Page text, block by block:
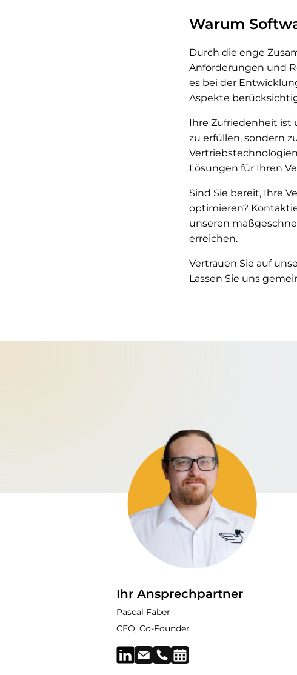
Warum
Durch die enge
Anforderungen und
es bei der
Aspekte
Ihre Zufriedenheit ist
zu erfüllen, sondern
Lösungen für Ihren
Sind Sie bereit, Ihre
optimieren?
unseren
erreichen.
Vertrauen Sie auf
Lassen Sie uns
Ihr Ansprechpartner
Pascal Faber
CEO, Co-Founder